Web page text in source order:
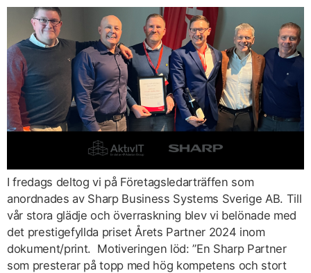
I fredags deltog vi på Företagsledarträffen som
anordnades av Sharp Business Systems Sverige AB. Till
vår stora glädje och överraskning blev vi belönade med
det prestigefyllda priset Årets Partner 2024 inom
dokument/print. Motiveringen löd: ”En Sharp Partner
som presterar på topp med hög kompetens och stort